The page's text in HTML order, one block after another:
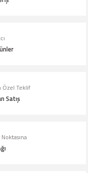
Özel Teklif
Satış